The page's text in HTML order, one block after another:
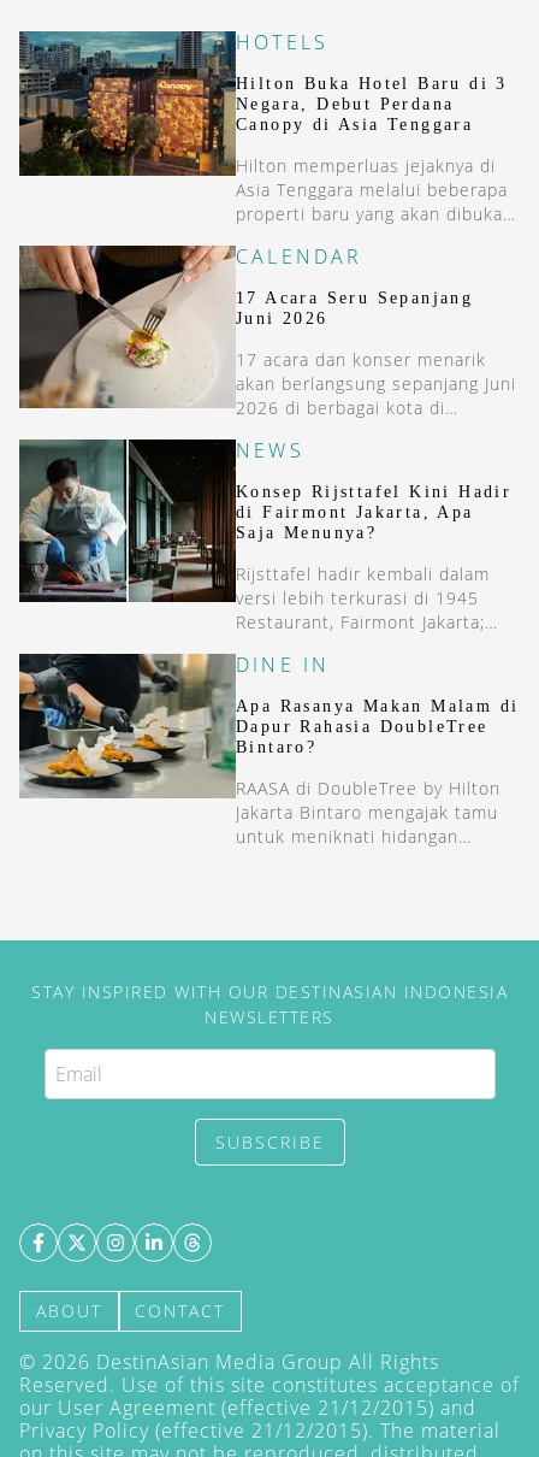
HOTELS
Hilton Buka Hotel Baru di 3
Negara, Debut Perdana
Canopy di Asia Tenggara
Hilton memperluas jejaknya di
Asia Tenggara melalui beberapa
properti baru yang akan dibuka
CALENDAR
17 Acara Seru Sepanjang
Juni 2026
17 acara dan konser menarik
akan berlangsung sepanjang Juni
2026 di berbagai kota di
seni, kolaborasi kuline, hingga
konser musik klasik, mana yang
paling menarik perhatian Anda?
NEWS
Konsep Rijsttafel Kini Hadir
di Fairmont Jakarta, Apa
Saja Menunya?
Rijsttafel hadir kembali dalam
versi lebih terkurasi di 1945
Restaurant, Fairmont Jakarta;
berakar pada rasa Nusantara.
DINE IN
Apa Rasanya Makan Malam di
Dapur Rahasia DoubleTree
Bintaro?
RAASA di DoubleTree by Hilton
Jakarta Bintaro mengajak tamu
untuk meniknati hidangan
STAY INSPIRED WITH OUR DESTINASIAN INDONESIA
NEWSLETTERS
SUBSCRIBE
ABOUT CONTACT
© 2026 DestinAsian Media Group All Rights
Reserved. Use of this site constitutes acceptance of
our User Agreement (effective 21/12/2015) and
Privacy Policy (effective 21/12/2015). The material